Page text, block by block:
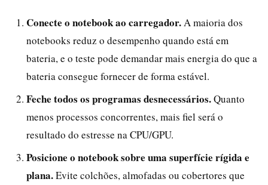
Conecte o notebook ao carregador. A maioria dos
notebooks reduz o desempenho quando está em
bateria, e o teste pode demandar mais energia do que a
bateria consegue fornecer de forma estável.
Feche todos os programas desnecessários.Quanto
menos processos concorrentes, mais fiel será o
resultado do estresse na CPU/GPU.
Posicione o notebook sobre uma superfície rígida e
plana.Evite colchões, almofadas ou cobertores que